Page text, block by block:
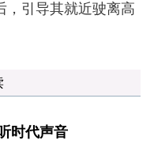
，引导其就近驶离高
时代声音